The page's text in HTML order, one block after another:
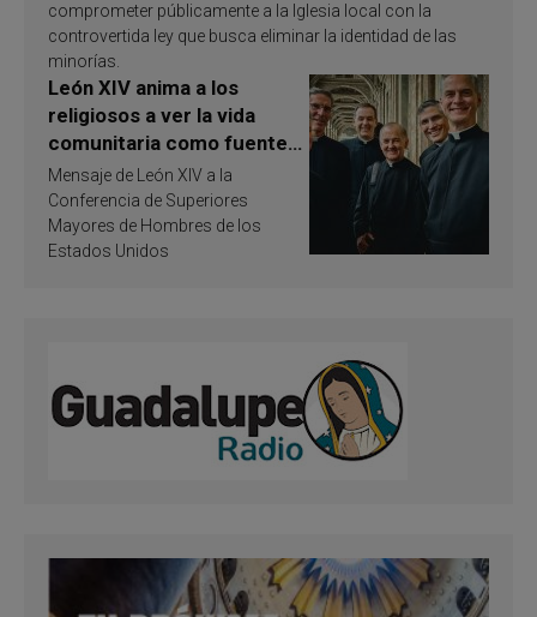
comprometer públicamente a la Iglesia local con la
controvertida ley que busca eliminar la identidad de las
minorías.
León XIV anima a los
religiosos a ver la vida
comunitaria como fuente
de inspiración y
santificación
Mensaje de León XIV a la
Conferencia de Superiores
Mayores de Hombres de los
Estados Unidos